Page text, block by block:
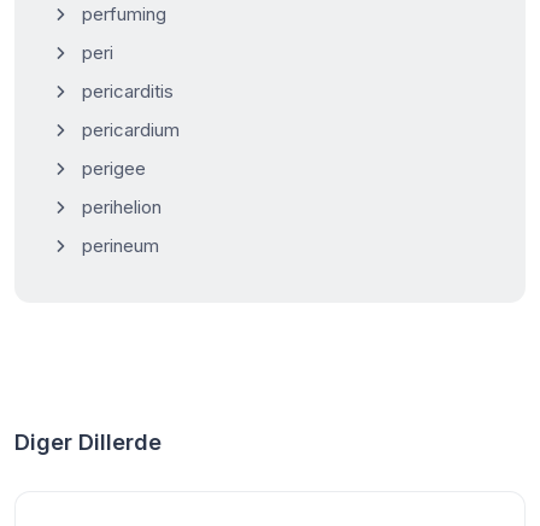
perfuming
peri
pericarditis
pericardium
perigee
perihelion
perineum
Diger Dillerde